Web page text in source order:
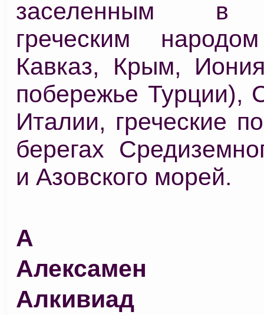
заселенным в
греческим
Кавказ, Крым,
побережье Турции),
Италии, греческие
берегах
и Азовского морей.
А
Алексамен
Алкивиад